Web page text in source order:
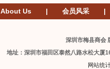
About Us | 会员风采 |
深圳市梅县商
地址：深圳市福田区泰然八路水松大厦
网站统